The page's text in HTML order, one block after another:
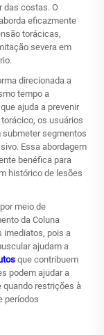
das costas. O
eficazmente
torácicas,
severa em
direcionada a
tempo a
ajuda a prevenir
os usuários
segmentos
Essa abordagem
benéfica para
histórico de lesões
meio de
da Coluna
imediatos, pois a
ajudam a
que contribuem
podem ajudar a
quando restrições à
períodos